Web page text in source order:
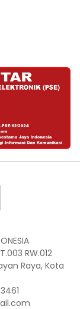
RW.012
Raya, Kota